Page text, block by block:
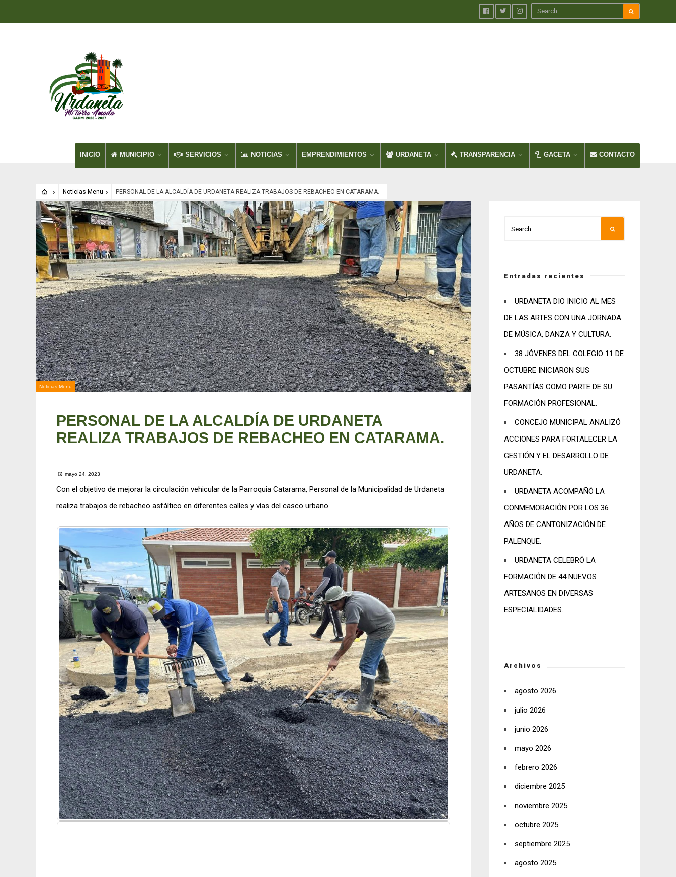
INICIO MUNICIPIO SERVICIOS NOTICIAS EMPRENDIMIENTOS URDANETA TRANSPARENCIA GACETA CONTACTO
Noticias Menu PERSONAL DE LA ALCALDÍA DE URDANETA REALIZA TRABAJOS DE REBACHEO EN CATARAMA.
Noticias Menu
PERSONAL DE LA ALCALDÍA DE URDANETA
REALIZA TRABAJOS DE REBACHEO EN CATARAMA.
mayo 24, 2023
Con el objetivo de mejorar la circulación vehicular de la Parroquia Catarama, Personal de la Municipalidad de Urdaneta
realiza trabajos de rebacheo asfáltico en diferentes calles y vías del casco urbano.
Entradas recientes
URDANETA DIO INICIO AL MES
DE LAS ARTES CON UNA JORNADA
DE MÚSICA, DANZA Y CULTURA.
38 JÓVENES DEL COLEGIO 11 DE
OCTUBRE INICIARON SUS
PASANTÍAS COMO PARTE DE SU
FORMACIÓN PROFESIONAL.
CONCEJO MUNICIPAL ANALIZÓ
ACCIONES PARA FORTALECER LA
GESTIÓN Y EL DESARROLLO DE
URDANETA.
URDANETA ACOMPAÑÓ LA
CONMEMORACIÓN POR LOS 36
AÑOS DE CANTONIZACIÓN DE
PALENQUE.
URDANETA CELEBRÓ LA
FORMACIÓN DE 44 NUEVOS
ARTESANOS EN DIVERSAS
ESPECIALIDADES.
Archivos
agosto 2026
julio 2026
junio 2026
mayo 2026
febrero 2026
diciembre 2025
noviembre 2025
octubre 2025
septiembre 2025
agosto 2025